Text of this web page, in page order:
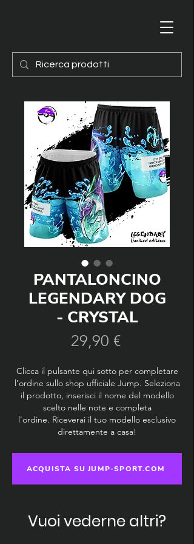
PANTALONCINO
LEGENDARY DOG
- CRYSTAL
29,90 €Prezzo
Clicca il pulsante qui sotto per completare
l'ordine sullo shop ufficiale Jump. Seleziona
il prodotto, inserisci il nome del modello
scelto nelle note e completa
l'ordine. Riceverai il tuo modello esclusivo
direttamente a casa!
ACQUISTA SU JUMP-SPORT.COM
Vuoi vederne altri?